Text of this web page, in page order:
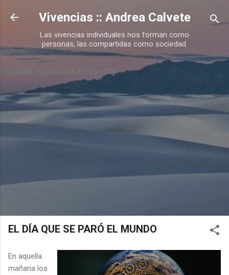
Ir al contenido principal
Vivencias :: Andrea Calvete
Las vivencias individuales nos forman como
personas, las compartidas como sociedad.
Escuchá el podcast en Spotify
EL DÍA QUE SE PARÓ EL MUNDO
En aquella
mañana los